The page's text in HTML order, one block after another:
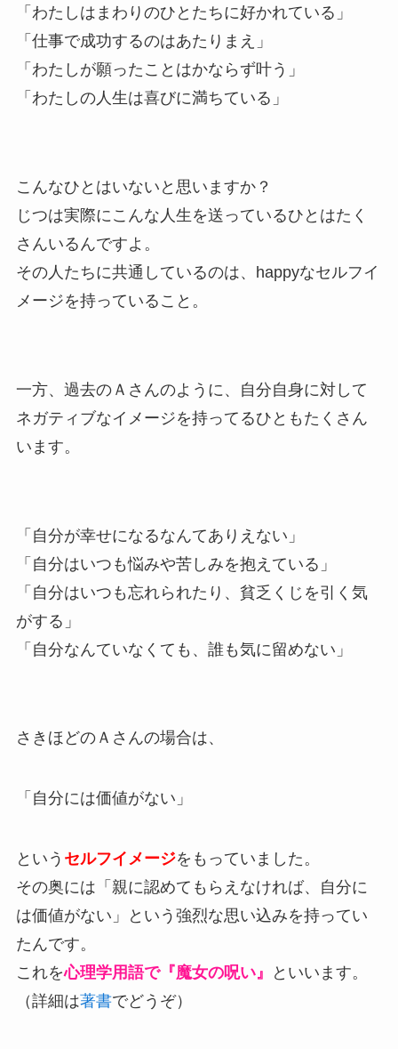
「わたしはまわりのひとたちに好かれている」
「仕事で成功するのはあたりまえ」
「わたしが願ったことはかならず叶う」
「わたしの人生は喜びに満ちている」
こんなひとはいないと思いますか？
じつは実際にこんな人生を送っているひとはたく
さんいるんですよ。
その人たちに共通しているのは、happyなセルフイ
メージを持っていること。
一方、過去のＡさんのように、自分自身に対して
ネガティブなイメージを持ってるひともたくさん
います。
「自分が幸せになるなんてありえない」
「自分はいつも悩みや苦しみを抱えている」
「自分はいつも忘れられたり、貧乏くじを引く気
がする」
「自分なんていなくても、誰も気に留めない」
さきほどのＡさんの場合は、
「自分には価値がない」
という セルフイメージをもっていました。
その奥には「親に認めてもらえなければ、自分に
は価値がない」という強烈な思い込みを持ってい
たんです。
これを心理学用語で『魔女の呪い』
といいます。
（詳細は著書でどうぞ）